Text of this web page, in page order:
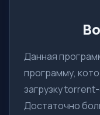
Данная
программу,
загрузку
Достаточно